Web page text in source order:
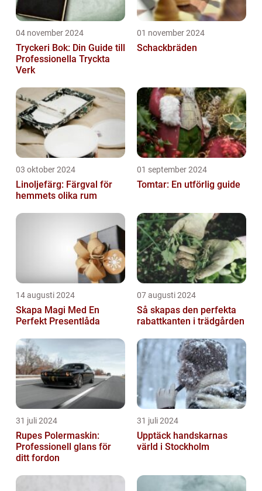
04 november 2024
Tryckeri Bok: Din Guide till
Professionella Tryckta
Verk
01 november 2024
Schackbräden
03 oktober 2024
Linoljefärg: Färgval för
hemmets olika rum
01 september 2024
Tomtar: En utförlig guide
14 augusti 2024
Skapa Magi Med En
Perfekt Presentlåda
07 augusti 2024
Så skapas den perfekta
rabattkanten i trädgården
31 juli 2024
Rupes Polermaskin:
Professionell glans för
ditt fordon
31 juli 2024
Upptäck handskarnas
värld i Stockholm